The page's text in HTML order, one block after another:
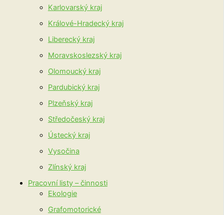
Karlovarský kraj
Králové-Hradecký kraj
Liberecký kraj
Moravskoslezský kraj
Olomoucký kraj
Pardubický kraj
Plzeňský kraj
Středočeský kraj
Ústecký kraj
Vysočina
Zlínský kraj
Pracovní listy – činnosti
Ekologie
Grafomotorické